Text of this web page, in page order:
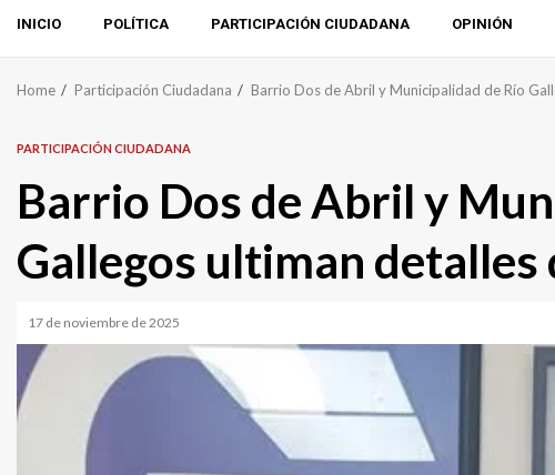
INICIO POLÍTICA PARTICIPACIÓN CIUDADANA OPINIÓN
Home Participación Ciudadana Barrio Dos de Abril y Municipalidad de Río
PARTICIPACIÓN CIUDADANA
Barrio Dos de Abril y
Gallegos ultiman
17 de noviembre de 2025